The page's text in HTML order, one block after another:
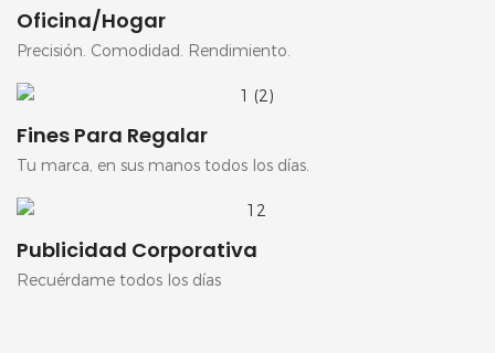
Oficina/Hogar
Precisión. Comodidad. Rendimiento.
Fines Para Regalar
Tu marca, en sus manos todos los días.
Publicidad Corporativa
Recuérdame todos los días